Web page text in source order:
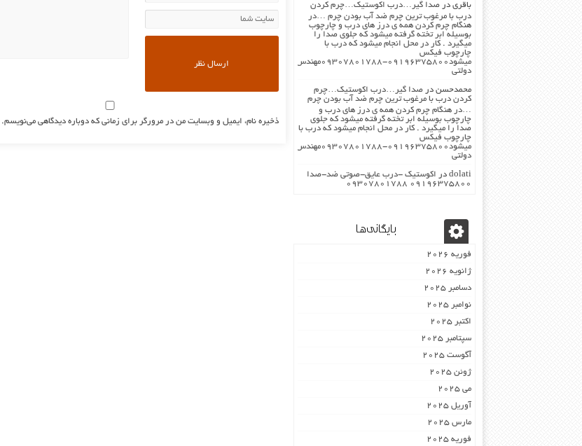
ذخیره نام، ایمیل و وبسایت من در مرورگر برای زمانی که دوباره دیدگاهی می‌نویسم.
باقری در صدا گیر…درب اکوستیک…چرم کردن
درب با مرغوب ترین چرم ضد آب بودن چرم …در
هنگام چرم کردن همه ی درز های درب و چارچوب
بوسیله ابر تخته گرفته میشود که جلوی صدا را
میگیرد . کار در محل انجام میشود که درب با
چارچوب فیکس
میشود۰۹۱۹۶۳۷۵۸۰۰-۰۹۳۰۷۸۰۱۷۸۸مهندس
دولتی
محمدحسن در صدا گیر…درب اکوستیک…چرم
کردن درب با مرغوب ترین چرم ضد آب بودن چرم
…در هنگام چرم کردن همه ی درز های درب و
چارچوب بوسیله ابر تخته گرفته میشود که جلوی
صدا را میگیرد . کار در محل انجام میشود که درب با
چارچوب فیکس
میشود۰۹۱۹۶۳۷۵۸۰۰-۰۹۳۰۷۸۰۱۷۸۸مهندس
دولتی
dolati در اکوستیک -درب عایق-صوتی ضد-صدا
۰۹۱۹۶۳۷۵۸۰۰ ۰۹۳۰۷۸۰۱۷۸۸
بایگانی‌ها
فوریه 2026
ژانویه 2026
دسامبر 2025
نوامبر 2025
اکتبر 2025
سپتامبر 2025
آگوست 2025
ژوئن 2025
می 2025
آوریل 2025
مارس 2025
فوریه 2025